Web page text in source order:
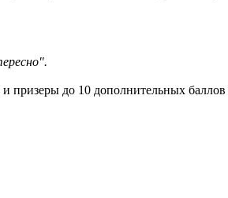
до 10 дополнительных